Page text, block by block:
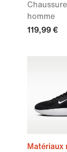
homme
119,99 €
Matériaux